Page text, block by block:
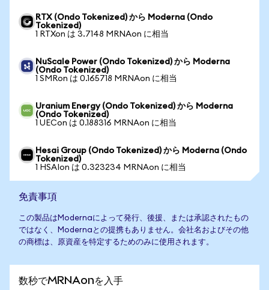
RTX (Ondo Tokenized) から Moderna (Ondo
Tokenized)
1 RTXon は 3.7148 MRNAon に相当
NuScale Power (Ondo Tokenized) から Moderna
(Ondo Tokenized)
1 SMRon は 0.165718 MRNAon に相当
Uranium Energy (Ondo Tokenized) から Moderna
(Ondo Tokenized)
1 UECon は 0.188316 MRNAon に相当
Hesai Group (Ondo Tokenized) から Moderna (Ondo
Tokenized)
1 HSAIon は 0.323234 MRNAon に相当
免責事項
この製品はModernaによって発行、後援、または承認されたもの
ではなく、Modernaとの提携もありません。会社名およびその他
の商標は、原資産を特定するためのみに使用されます。
数秒でMRNAonを入手